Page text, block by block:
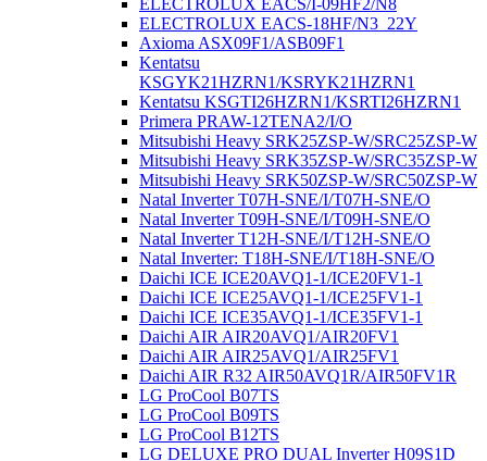
ELECTROLUX EACS/I-09HF2/N8
ELECTROLUX EACS-18HF/N3_22Y
Axioma ASX09F1/ASB09F1
Kentatsu
KSGYK21HZRN1/KSRYK21HZRN1
Kentatsu KSGTI26HZRN1/KSRTI26HZRN1
Primera PRAW-12TENA2/I/O
Mitsubishi Heavy SRK25ZSP-W/SRC25ZSP-W
Mitsubishi Heavy SRK35ZSP-W/SRC35ZSP-W
Mitsubishi Heavy SRK50ZSP-W/SRC50ZSP-W
Natal Inverter T07H-SNE/I/T07H-SNE/O
Natal Inverter T09H-SNE/I/T09H-SNE/O
Natal Inverter T12H-SNE/I/T12H-SNE/O
Natal Inverter: T18H-SNE/I/T18H-SNE/O
Daichi ICE ICE20AVQ1-1/ICE20FV1-1
Daichi ICE ICE25AVQ1-1/ICE25FV1-1
Daichi ICE ICE35AVQ1-1/ICE35FV1-1
Daichi AIR AIR20AVQ1/AIR20FV1
Daichi AIR AIR25AVQ1/AIR25FV1
Daichi AIR R32 AIR50AVQ1R/AIR50FV1R
LG ProCool B07TS
LG ProCool B09TS
LG ProCool B12TS
LG DELUXE PRO DUAL Inverter H09S1D